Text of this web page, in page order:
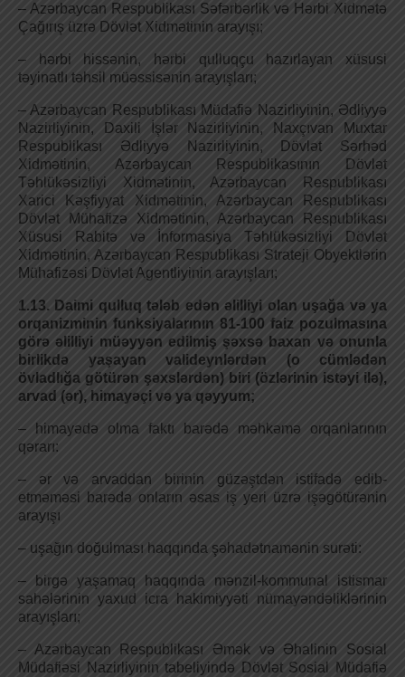
– Azərbaycan Respublikası Səfərbərlik və Hərbi Xidmətə
Çağırış üzrə Dövlət Xidmətinin arayışı;
– hərbi hissənin, hərbi qulluqçu hazırlayan xüsusi
təyinatlı təhsil müəssisənin arayışları;
– Azərbaycan Respublikası Müdafiə Nazirliyinin, Әdliyyə
Nazirliyinin, Daxili İşlər Nazirliyinin, Naxçıvan Muxtar
Respublikası Әdliyyə Nazirliyinin, Dövlət Sərhəd
Xidmətinin, Azərbaycan Respublikasının Dövlət
Təhlükəsizliyi Xidmətinin, Azərbaycan Respublikası
Xarici Kəşfiyyat Xidmətinin, Azərbaycan Respublikası
Dövlət Mühafizə Xidmətinin, Azərbaycan Respublikası
Xüsusi Rabitə və İnformasiya Təhlükəsizliyi Dövlət
Xidmətinin, Azərbaycan Respublikası Strateji Obyektlərin
Mühafizəsi Dövlət Agentliyinin arayışları;
1.13. Daimi qulluq tələb edən əlilliyi olan uşağa və ya
orqanizminin funksiyalarının 81-100 faiz pozulmasına
görə əlilliyi müəyyən edilmiş şəxsə baxan və onunla
birlikdə yaşayan valideynlərdən (o cümlədən
övladlığa götürən şəxslərdən) biri (özlərinin istəyi ilə),
arvad (ər), himayəçi və ya qəyyum;
– himayədə olma faktı barədə məhkəmə orqanlarının
qərarı:
– ər və arvaddan birinin güzəştdən istifadə edib-
etməməsi barədə onların əsas iş yeri üzrə işəgötürənin
arayışı
– uşağın doğulması haqqında şəhadətnamənin surəti:
– birgə yaşamaq haqqında mənzil-kommunal istismar
sahələrinin yaxud icra hakimiyyəti nümayəndəliklərinin
arayışları;
– Azərbaycan Respublikası Әmək və Әhalinin Sosial
Müdafiəsi Nazirliyinin tabeliyində Dövlət Sosial Müdafiə